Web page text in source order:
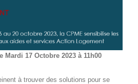
Mardi 17 Octobre 2023 à 11h00
à trouver des solutions pour se